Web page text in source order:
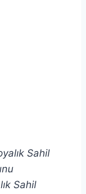
Sahil
Sahil